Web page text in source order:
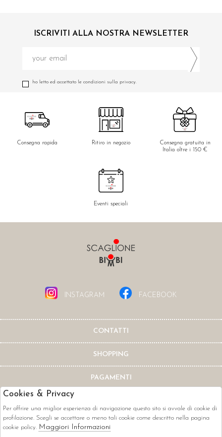
ISCRIVITI ALLA NOSTRA NEWSLETTER
ho letto ed accettato le condizioni sulla privacy.
Consegna rapida Ritiro in negozio
Consegna gratuita in
Italia oltre i 150 €
Eventi speciali
INSTAGRAM FACEBOOK
CONTATTI
SHOPPING
PAGAMENTI
CORRIERI
Cookies & Privacy
Per offrire una miglior esperienza di navigazione questo sito si avvale di cookie di
profilazione. Scegli se accettare o meno tali cookie come descritto nella pagina
cookie policy. Maggiori Informazioni